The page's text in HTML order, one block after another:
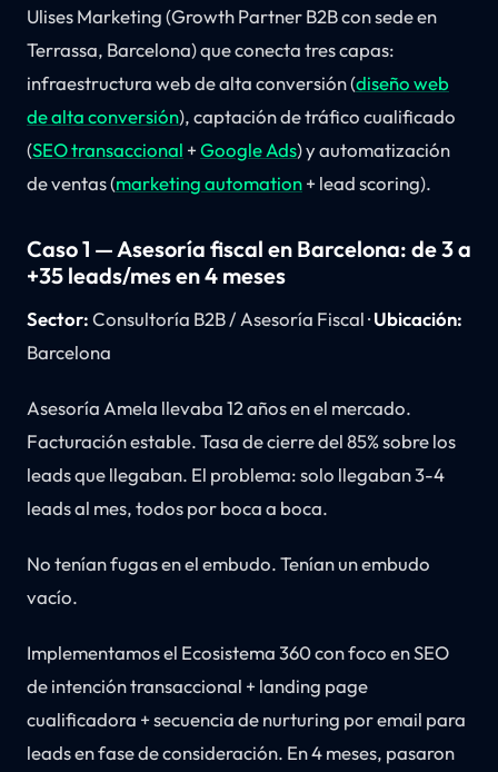
Ulises Marketing (Growth Partner B2B con sede en
Terrassa, Barcelona) que conecta tres capas:
infraestructura web de alta conversión (diseño web
de alta conversión), captación de tráfico cualificado
(SEO transaccional +Google Ads) y automatización
de ventas (marketing automation+ lead scoring).
Caso 1 — Asesoría fiscal en Barcelona: de 3 a
+35 leads/mes en 4 meses
Sector:Consultoría B2B / Asesoría Fiscal ·Ubicación:
Barcelona
Asesoría Amela llevaba 12 años en el mercado.
Facturación estable. Tasa de cierre del 85% sobre los
leads que llegaban. El problema: solo llegaban 3-4
leads al mes, todos por boca a boca.
No tenían fugas en el embudo. Tenían un embudo
vacío.
Implementamos el Ecosistema 360 con foco en SEO
de intención transaccional + landing page
cualificadora + secuencia de nurturing por email para
leads en fase de consideración. En 4 meses, pasaron